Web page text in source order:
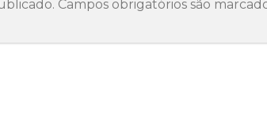
Campos obrigatórios são